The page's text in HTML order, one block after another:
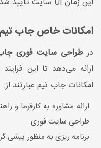
امکانات خاص جاب
درطراحی سایت فوری
ارائه می‌دهد تا این
امکانات جاب تیم عبارتند از:
ارائه مشاوره به کارفرما و
طراحی سایت فوری
برنامه ریزی به منظور پیشی